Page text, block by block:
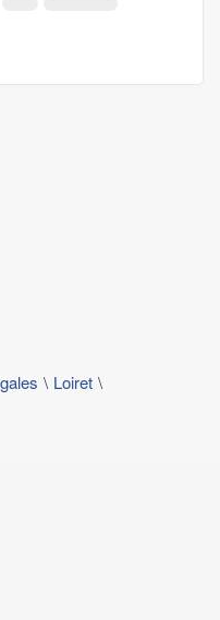
Loiret